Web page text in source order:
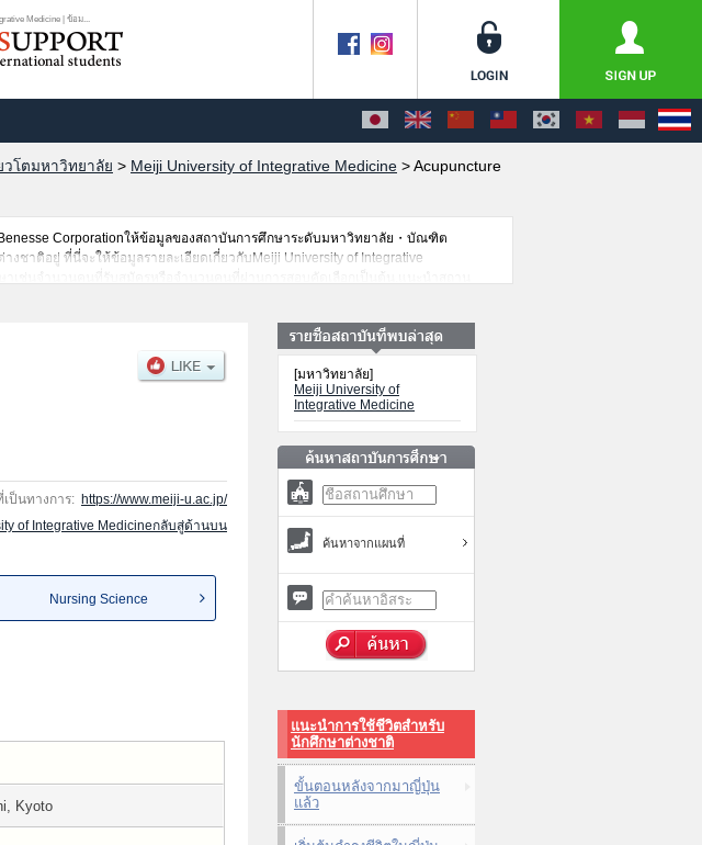
Medicine | ข้อม...
วโตมหาวิทยาลัย > Meiji University of Integrative Medicine > Acupuncture
Benesse Corporationให้ข้อมูลของสถาบันการศึกษาระดับมหาวิทยาลัย・บัณฑิต
าติอยู่ ที่นี่จะให้ข้อมูลรายละเอียดเกี่ยวกับMeiji University of Integrative
เช่นจำนวนคนที่รับสมัครหรือจำนวนคนที่ผ่านการสอบคัดเลือกเป็นต้น,แนะนำสถาน
เป็นทางการ: https://www.meiji-u.ac.jp/
of Integrative Medicineกลับสู่ด้านบน
Nursing Science
Kyoto
[มหาวิทยาลัย]
Meiji University of
Integrative Medicine
ค้นหาจากแผนที่
แนะนำการใช้ชีวิตสำหรับ
นักศึกษาต่างชาติ
ขั้นตอนหลังจากมาญี่ปุ่น
แล้ว